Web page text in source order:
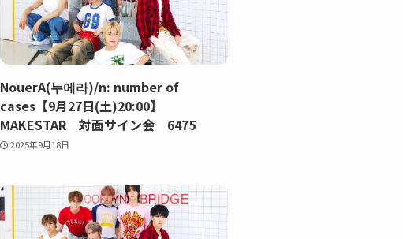
NouerA(누에라)/n: number of
cases【9月27日(土)20:00】
MAKESTAR 対面サイン会 6475
2025年9月18日